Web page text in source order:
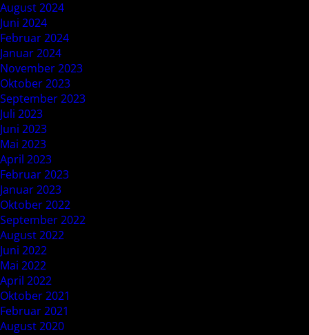
August 2024
Juni 2024
Februar 2024
Januar 2024
November 2023
Oktober 2023
September 2023
Juli 2023
Juni 2023
Mai 2023
April 2023
Februar 2023
Januar 2023
Oktober 2022
September 2022
August 2022
Juni 2022
Mai 2022
April 2022
Oktober 2021
Februar 2021
August 2020